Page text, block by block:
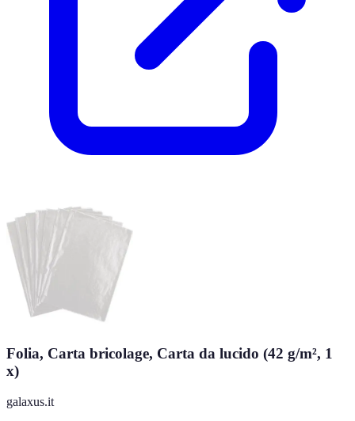
Folia, Carta bricolage, Carta da lucido (42 g/m², 1
x)
galaxus.it